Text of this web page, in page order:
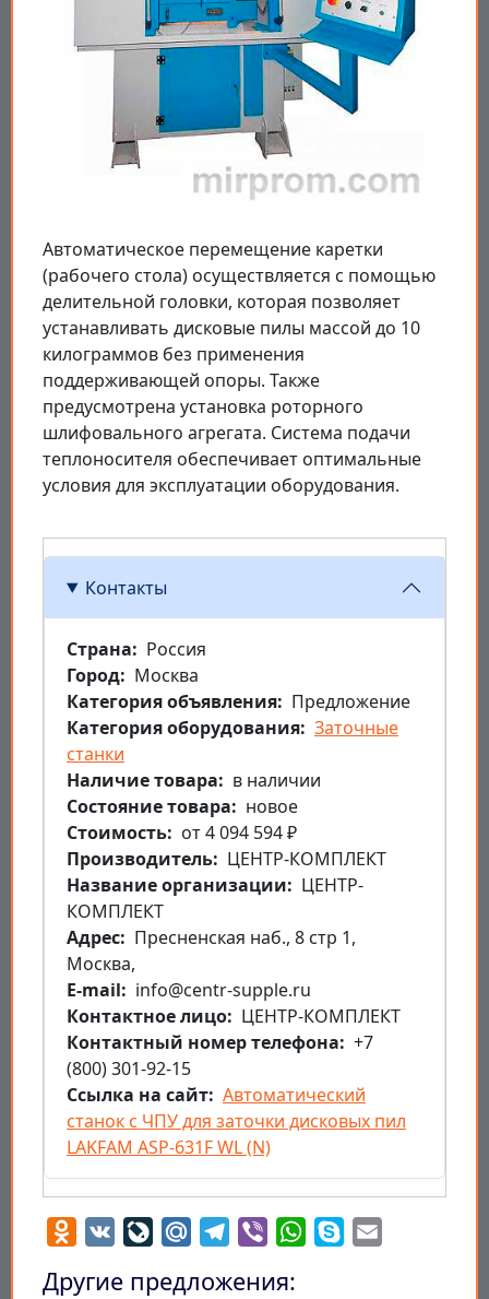
Автоматическое перемещение каретки
(рабочего стола) осуществляется с помощью
делительной головки, которая позволяет
устанавливать дисковые пилы массой до 10
килограммов без применения
поддерживающей опоры. Также
предусмотрена установка роторного
шлифовального агрегата. Система подачи
теплоносителя обеспечивает оптимальные
условия для эксплуатации оборудования.
Контакты
Страна
Россия
Город
Москва
Категория объявления
Предложение
Категория оборудования Заточные
станки
Наличие товара
в наличии
Состояние товара
новое
Стоимость
от 4 094 594 ₽
Производитель
ЦЕНТР-КОМПЛЕКТ
Название организации
ЦЕНТР-
КОМПЛЕКТ
Aдрес
Пресненская наб., 8 стр 1,
Москва,
E-mail
info@centr-supple.ru
Контактное лицо
ЦЕНТР-КОМПЛЕКТ
Контактный номер телефона
+7
(800) 301-92-15
Ссылка на сайт Автоматический
станок с ЧПУ для заточки дисковых пил
LAKFAM ASP-631F WL (N)
Odnoklassniki
VK LiveJournal
Mail.RuTelegram
Viber WhatsApp
Skype
Другие предложения: